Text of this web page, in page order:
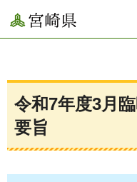
宮崎県
令和7年度3月
要旨